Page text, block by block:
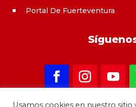
^ Portal De Fuerteventura
Usamos cookies en nuestro